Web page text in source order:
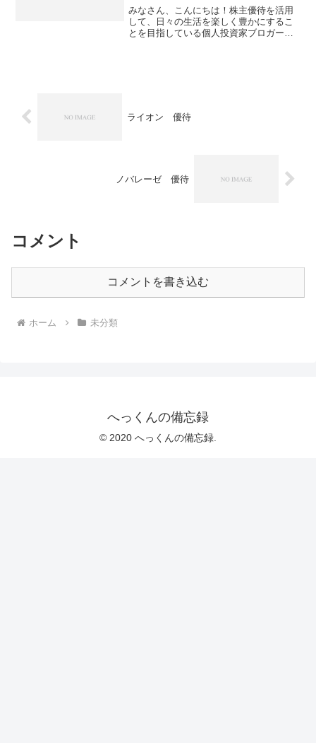
した！
みなさん、こんにちは！株主優待を活用
して、日々の生活を楽しく豊かにするこ
とを目指している個人投資家ブロガーで
ライオン 優待
ノバレーゼ 優待
コメント
コメントを書き込む
ホーム 未分類
へっくんの備忘録
© 2020 へっくんの備忘録.